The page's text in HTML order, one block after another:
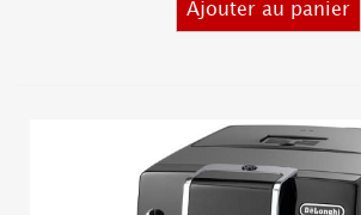
Ajouter au panier